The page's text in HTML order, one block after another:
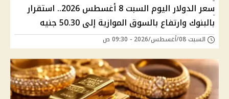
سعر الدولار اليوم السبت 8 أغسطس 2026.. استقرار
بالبنوك وارتفاع بالسوق الموازية إلى 50.30 جنيه
السبت 08/أغسطس/2026 - 09:30 ص